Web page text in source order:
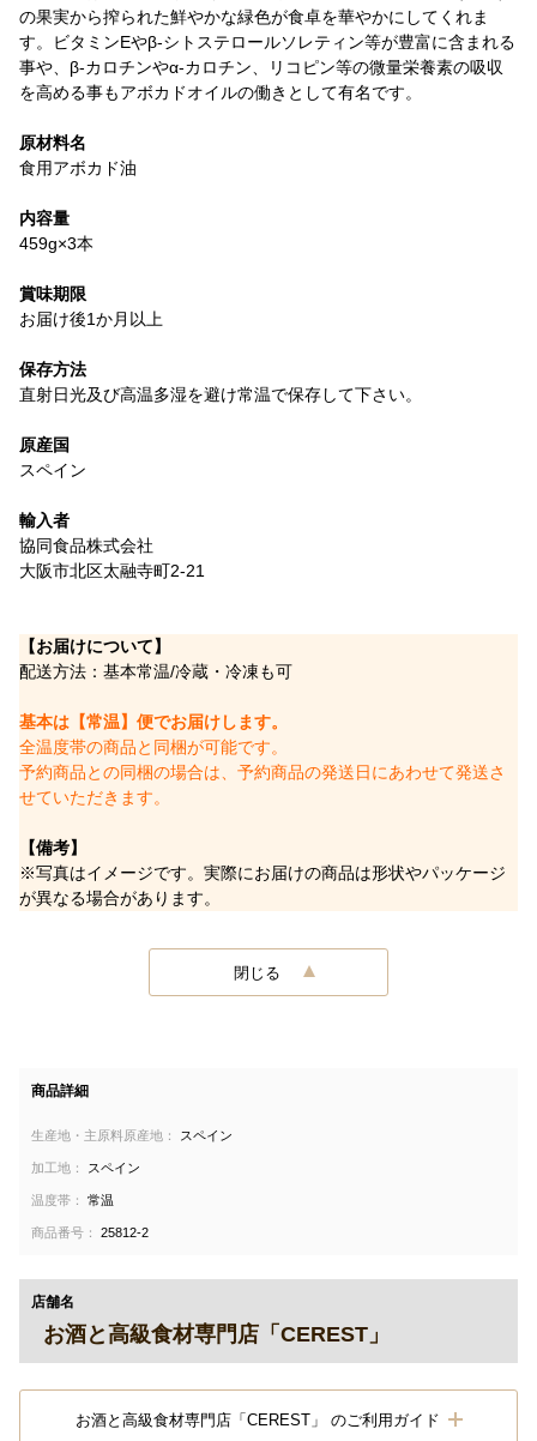
の果実から搾られた鮮やかな緑色が食卓を華やかにしてくれま
す。ビタミンEやβ-シトステロールソレティン等が豊富に含まれる
事や、β-カロチンやα-カロチン、リコピン等の微量栄養素の吸収
を高める事もアボカドオイルの働きとして有名です。
原材料名
食用アボカド油
内容量
459g×3本
賞味期限
お届け後1か月以上
保存方法
直射日光及び高温多湿を避け常温で保存して下さい。
原産国
スペイン
輸入者
協同食品株式会社
大阪市北区太融寺町2-21
【お届けについて】
配送方法：基本常温/冷蔵・冷凍も可
基本は【常温】便でお届けします。
全温度帯の商品と同梱が可能です。
予約商品との同梱の場合は、予約商品の発送日にあわせて発送さ
せていただきます。
【備考】
※写真はイメージです。実際にお届けの商品は形状やパッケージ
が異なる場合があります。
閉じる
商品詳細
生産地・主原料原産地： スペイン
加工地： スペイン
温度帯： 常温
商品番号： 25812-2
店舗名
お酒と高級食材専門店「CEREST」
お酒と高級食材専門店「CEREST」 のご利用ガイド